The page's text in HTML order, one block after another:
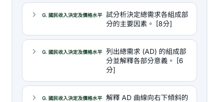
G. 國民收入決定及價格水平
試分析決定總需求各組成部
分的主要因素。 [8分]
G. 國民收入決定及價格水平
列出總需求 (AD) 的組成部
分並解釋各部分意義。 [6
分]
G. 國民收入決定及價格水平
解釋 AD 曲線向右下傾斜的